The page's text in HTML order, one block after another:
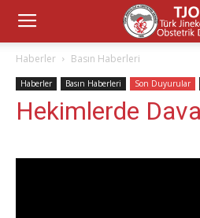
Haberler Basın Haberleri
Haberler Basın Haberleri Son Duyurular
Hekimlerde Dava